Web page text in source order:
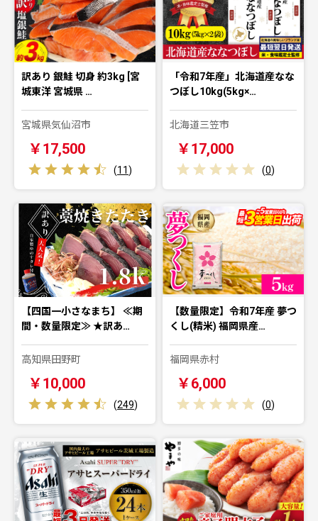
訳あり 銀鮭 切身 約3kg [宮
城東洋 宮城県 …
宮城県気仙沼市
￥17,500
(11)
「令和7年産」北海道産なな
つぼし10kg(5kg×…
北海道三笠市
￥17,000
(0)
【四国一小さなまち】 ≪期
間・数量限定≫ ★訳あ…
高知県田野町
￥10,000
(249)
【数量限定】令和7年産 夢つ
くし(精米) 福岡県産…
福岡県赤村
￥6,000
(0)